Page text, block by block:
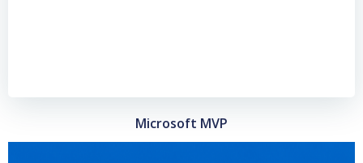
Microsoft MVP